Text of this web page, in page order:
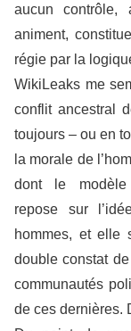
aucun
animent,
régie par la
WikiLeaks me
conflit ancestral
toujours – ou en
la morale de
dont le modèle
repose sur
hommes, et elle
double constat
communautés
de ces dernières.